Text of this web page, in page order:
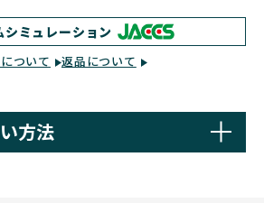
シミュレーション
ついて 返品について
方法